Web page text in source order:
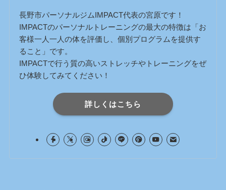
長野市パーソナルジムIMPACT代表の宮原です！
IMPACTのパーソナルトレーニングの最大の特徴は「お
客様一人一人の体を評価し、個別プログラムを提供す
ること」です。
IMPACTで行う質の高いストレッチやトレーニングをぜ
ひ体験してみてください！
詳しくはこちら